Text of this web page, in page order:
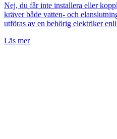
Nej, du får inte installera eller
kräver både vatten- och
utföras av en behörig elektriker
Läs mer